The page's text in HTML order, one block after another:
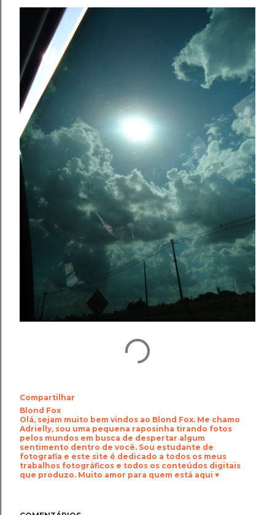
Compartilhar
Blond Fox
Olá, sejam muito bem vindos ao Blond Fox. Me chamo
Adrielly, sou uma pequena raposinha tirando fotos
pelos mundos em busca de despertar algum
sentimento dentro de você. Sou estudante de
fotografia e este site é dedicado a todos os meus
trabalhos fotográficos e todos os conteúdos digitais
que produzo. Muito amor para quem está aqui ♥